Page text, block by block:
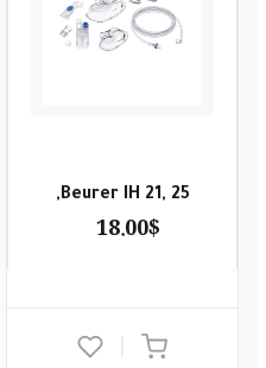
Beurer IH 21, 25,
18.00$
|